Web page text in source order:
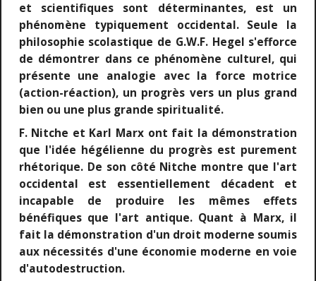
et scientifiques sont déterminantes, est un
phénomène typiquement occidental. Seule la
philosophie scolastique de G.W.F. Hegel s'efforce
de démontrer dans ce phénomène culturel, qui
présente une analogie avec la force motrice
(action-réaction), un progrès vers un plus grand
bien ou une plus grande spiritualité.
F. Nitche et Karl Marx ont fait la démonstration
que l'idée hégélienne du progrès est purement
rhétorique. De son côté Nitche montre que l'art
occidental est essentiellement décadent et
incapable de produire les mêmes effets
bénéfiques que l'art antique. Quant à Marx, il
fait la démonstration d'un droit moderne soumis
aux nécessités d'une économie moderne en voie
d'autodestruction.